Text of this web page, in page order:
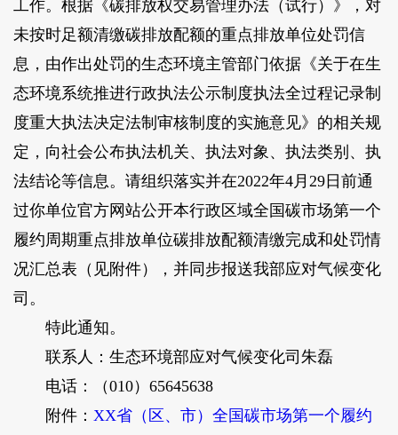
工作。根据《碳排放权交易管理办法（试行）》，对
未按时足额清缴碳排放配额的重点排放单位处罚信
息，由作出处罚的生态环境主管部门依据《关于在生
态环境系统推进行政执法公示制度执法全过程记录制
度重大执法决定法制审核制度的实施意见》的相关规
定，向社会公布执法机关、执法对象、执法类别、执
法结论等信息。请组织落实并在2022年4月29日前通
过你单位官方网站公开本行政区域全国碳市场第一个
履约周期重点排放单位碳排放配额清缴完成和处罚情
况汇总表（见附件），并同步报送我部应对气候变化
司。
特此通知。
联系人：生态环境部应对气候变化司朱磊
电话：（010）65645638
附件： XX省（区、市）全国碳市场第一个履约